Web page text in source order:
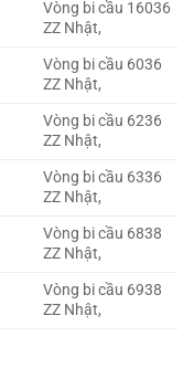
Vòng bi cầu 16036
ZZ Nhật,
Vòng bi cầu 6036
ZZ Nhật,
Vòng bi cầu 6236
ZZ Nhật,
Vòng bi cầu 6336
ZZ Nhật,
Vòng bi cầu 6838
ZZ Nhật,
Vòng bi cầu 6938
ZZ Nhật,